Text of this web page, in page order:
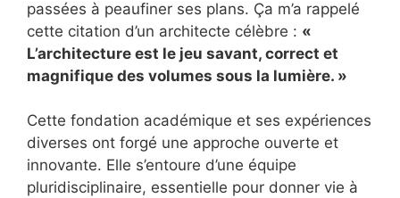
passées à peaufiner ses plans. Ça m’a rappelé
cette citation d’un architecte célèbre : «
L’architecture est le jeu savant, correct et
magnifique des volumes sous la lumière. »
Cette fondation académique et ses expériences
diverses ont forgé une approche ouverte et
innovante. Elle s’entoure d’une équipe
pluridisciplinaire, essentielle pour donner vie à